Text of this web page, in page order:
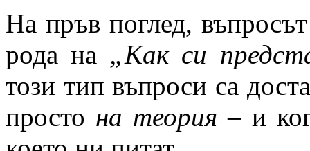
На пръв поглед,
рода на „Как си
този тип въпроси са
просто на теория – и